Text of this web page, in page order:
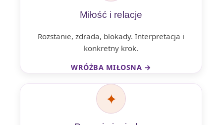
Miłość i relacje
Rozstanie, zdrada, blokady. Interpretacja i
konkretny krok.
WRÓŻBA MIŁOSNA →
✦